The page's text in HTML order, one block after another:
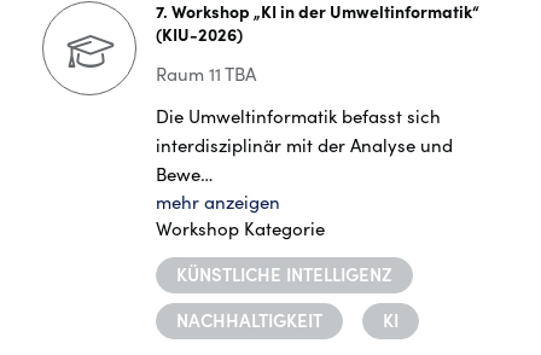
7. Workshop „KI in der Umweltinformatik“
(KIU-2026)
Raum 11 TBA
Die Umweltinformatik befasst sich
interdisziplinär mit der Analyse und
Bewe…
mehr anzeigen
Workshop Kategorie
KÜNSTLICHE INTELLIGENZ
NACHHALTIGKEIT
KI